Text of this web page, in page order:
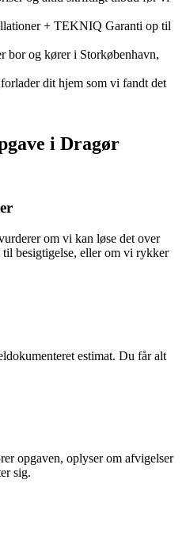
+ TEKNIQ Garanti op til
bor og kører i Storkøbenhavn,
dit hjem som vi fandt det
i Dragør
om vi kan løse det over
besigtigelse, eller om vi rykker
estimat. Du får alt
opgaven, oplyser om afvigelser
sig.